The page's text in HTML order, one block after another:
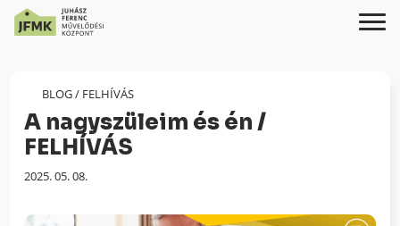
Content
navigációhoz
BLOG/ FELHÍVÁS
A nagyszüleim és én /
FELHÍVÁS
Megjelenés
2025. 05. 08.